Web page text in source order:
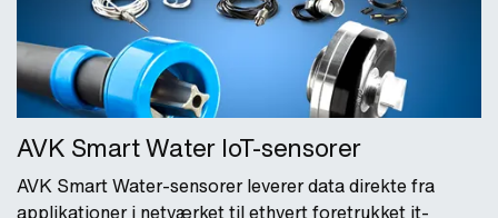
AVK Smart Water IoT-sensorer
AVK Smart Water-sensorer leverer data direkte fra
applikationer i netværket til ethvert foretrukket it-